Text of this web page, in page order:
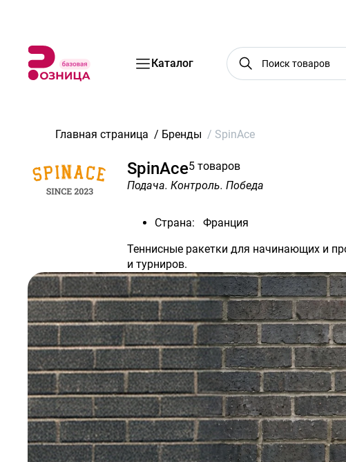
Каталог
Главная страница / Бренды / SpinAce
SpinAce5 товаров
Подача. Контроль. Победа
Страна:
Франция
Теннисные ракетки для начинающих и
и турниров.